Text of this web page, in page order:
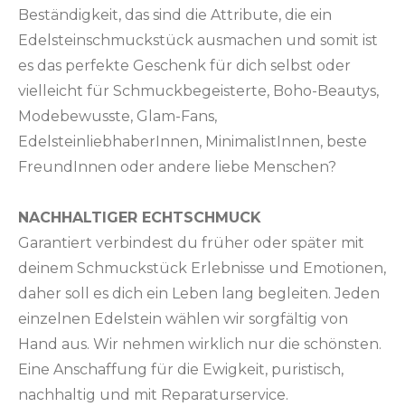
Beständigkeit, das sind die Attribute, die ein
Edelsteinschmuckstück ausmachen und somit ist
es das perfekte Geschenk für dich selbst oder
vielleicht für Schmuckbegeisterte, Boho-Beautys,
Modebewusste, Glam-Fans,
EdelsteinliebhaberInnen, MinimalistInnen, beste
FreundInnen oder andere liebe Menschen?
NACHHALTIGER ECHTSCHMUCK
Garantiert verbindest du früher oder später mit
deinem Schmuckstück Erlebnisse und Emotionen,
daher soll es dich ein Leben lang begleiten. Jeden
einzelnen Edelstein wählen wir sorgfältig von
Hand aus. Wir nehmen wirklich nur die schönsten.
Eine Anschaffung für die Ewigkeit, puristisch,
nachhaltig und mit Reparaturservice.